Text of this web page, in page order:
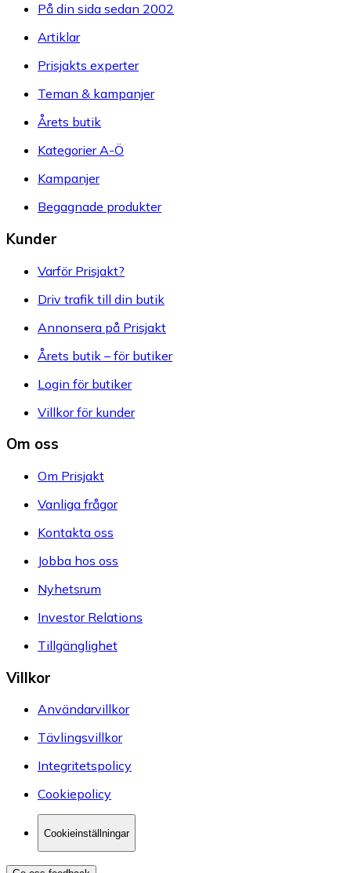
På din sida sedan 2002
Artiklar
Prisjakts experter
Teman & kampanjer
Årets butik
Kategorier A-Ö
Kampanjer
Begagnade produkter
Kunder
Varför Prisjakt?
Driv trafik till din butik
Annonsera på Prisjakt
Årets butik – för butiker
Login för butiker
Villkor för kunder
Om oss
Om Prisjakt
Vanliga frågor
Kontakta oss
Jobba hos oss
Nyhetsrum
Investor Relations
Tillgänglighet
Villkor
Användarvillkor
Tävlingsvillkor
Integritetspolicy
Cookiepolicy
Cookieinställningar